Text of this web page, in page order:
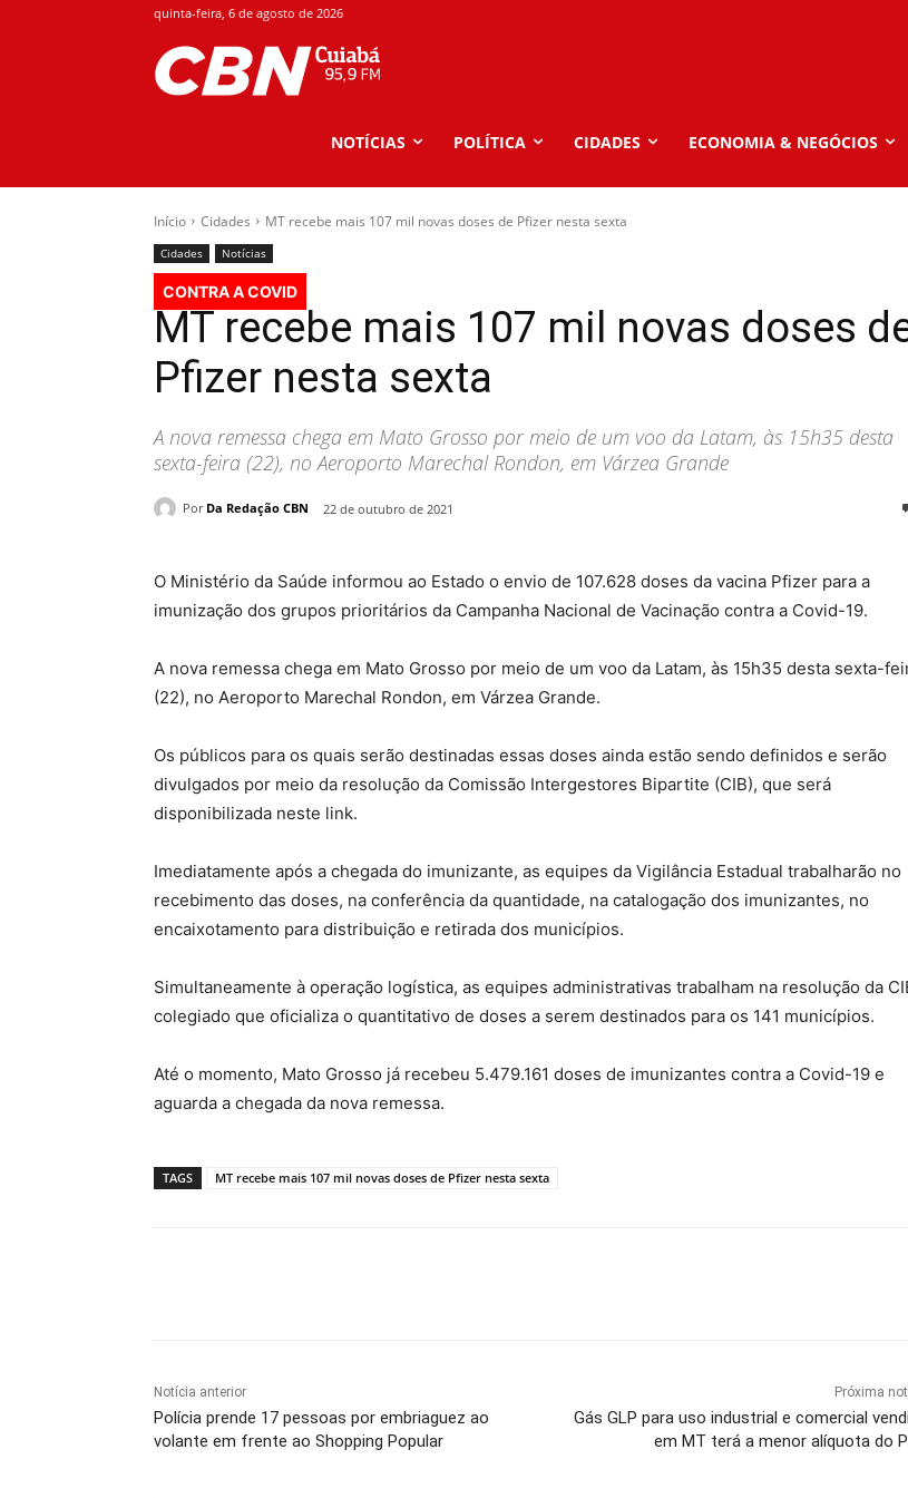
quinta-feira, 6 de agosto de 2026
NOTÍCIAS POLÍTICA CIDADES ECONOMIA & NEGÓCIOS
Início Cidades MT recebe mais 107 mil novas doses de Pfizer nesta sexta
Cidades Notícias
CONTRA A COVID
MT recebe mais 107 mil novas doses
Pfizer nesta sexta
A nova remessa chega em Mato Grosso por meio de um voo da Latam, às 15h35 desta
sexta-feira (22), no Aeroporto Marechal Rondon, em Várzea Grande
Por Da Redação CBN 22 de outubro de 2021
O Ministério da Saúde informou ao Estado o envio de 107.628 doses da vacina Pfizer para a
imunização dos grupos prioritários da Campanha Nacional de Vacinação contra a Covid-19.
A nova remessa chega em Mato Grosso por meio de um voo da Latam, às 15h35 desta sexta-
(22), no Aeroporto Marechal Rondon, em Várzea Grande.
Os públicos para os quais serão destinadas essas doses ainda estão sendo definidos e serão
divulgados por meio da resolução da Comissão Intergestores Bipartite (CIB), que será
disponibilizada neste link.
Imediatamente após a chegada do imunizante, as equipes da Vigilância Estadual trabalharão no
recebimento das doses, na conferência da quantidade, na catalogação dos imunizantes, no
encaixotamento para distribuição e retirada dos municípios.
Simultaneamente à operação logística, as equipes administrativas trabalham na resolução da
colegiado que oficializa o quantitativo de doses a serem destinados para os 141 municípios.
Até o momento, Mato Grosso já recebeu 5.479.161 doses de imunizantes contra a Covid-19 e
aguarda a chegada da nova remessa.
TAGS MT recebe mais 107 mil novas doses de Pfizer nesta sexta
Notícia anterior
Polícia prende 17 pessoas por embriaguez ao
volante em frente ao Shopping Popular
Próxima
Gás GLP para uso industrial e comercial
em MT terá a menor alíquota do